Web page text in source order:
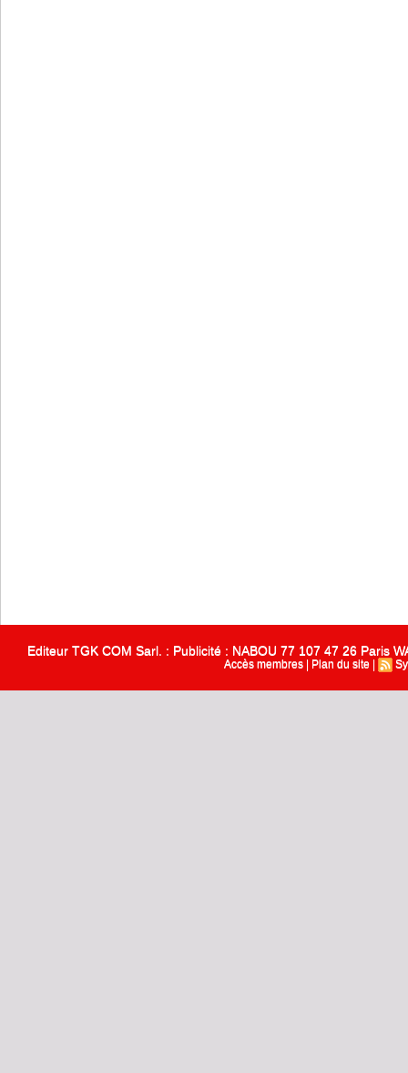
Editeur TGK COM Sarl. : Publicité : NABOU 77 107 47 26 Paris
Accès membres Plan du site